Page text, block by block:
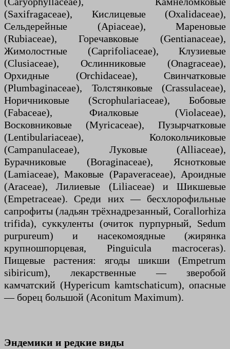
(Saxifragaceae), Кислицевые (Oxalidaceae),
Сельдерейные (Apiaceae), Мареновые
(Rubiaceae), Горечавковые (Gentianaceae),
Жимолостные (Caprifoliaceae), Клузиевые
(Clusiaceae), Ослинниковые (Onagraceae),
Орхидные (Orchidaceae), Свинчатковые
(Plumbaginaceae), Толстянковые (Crassulaceae),
Норичниковые (Scrophulariaceae), Бобовые
(Fabaceae), Фиалковые (Violaceae),
Восковниковые (Myricaceae), Пузырчатковые
(Lentibulariaceae), Колокольчиковые
(Campanulaceae), Луковые (Alliaceae),
Бурачниковые (Boraginaceae), Яснотковые
(Lamiaceae), Маковые (Papaveraceae), Ароидные
(Araceae), Лилиевые (Liliaceae) и Шикшевые
(Empetraceae). Среди них — бесхлорофильные
сапрофиты (ладьян трёхнадрезанный, Corallorhiza
trifida), суккуленты (очиток пурпурный, Sedum
purpureum) и насекомоядные (жирянка
крупношпорцевая, Pinguicula macroceras).
Пищевые растения: ягоды шикши (Empetrum
sibiricum), лекарственные — зверобой
камчатский (Hypericum kamtschaticum), опасные
— борец большой (Aconitum Maximum).
Эндемики и редкие виды